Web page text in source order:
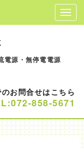
電源・無停電電源
お問合せはこちら
858-5671